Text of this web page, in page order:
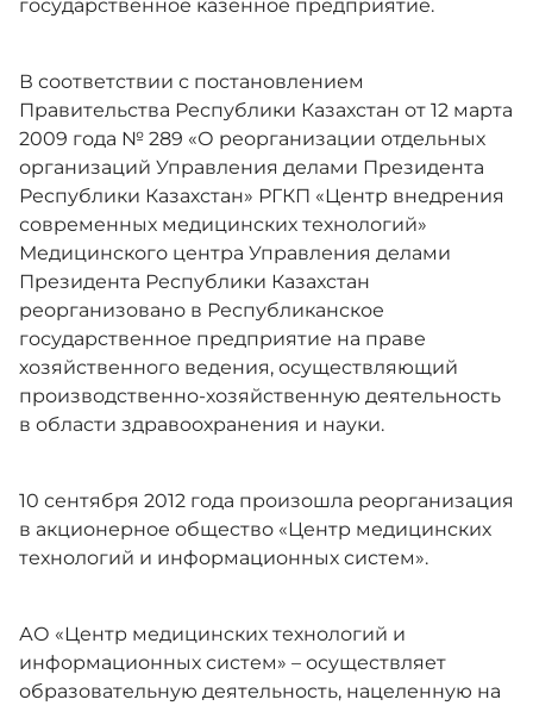
государственное казенное предприятие.
В соответствии с постановлением
Правительства Республики Казахстан от 12 марта
2009 года № 289 «О реорганизации отдельных
организаций Управления делами Президента
Республики Казахстан» РГКП «Центр внедрения
современных медицинских технологий»
Медицинского центра Управления делами
Президента Республики Казахстан
реорганизовано в Республиканское
государственное предприятие на праве
хозяйственного ведения, осуществляющий
производственно-хозяйственную деятельность
в области здравоохранения и науки.
10 сентября 2012 года произошла реорганизация
в акционерное общество «Центр медицинских
технологий и информационных систем».
АО «Центр медицинских технологий и
информационных систем» – осуществляет
образовательную деятельность, нацеленную на